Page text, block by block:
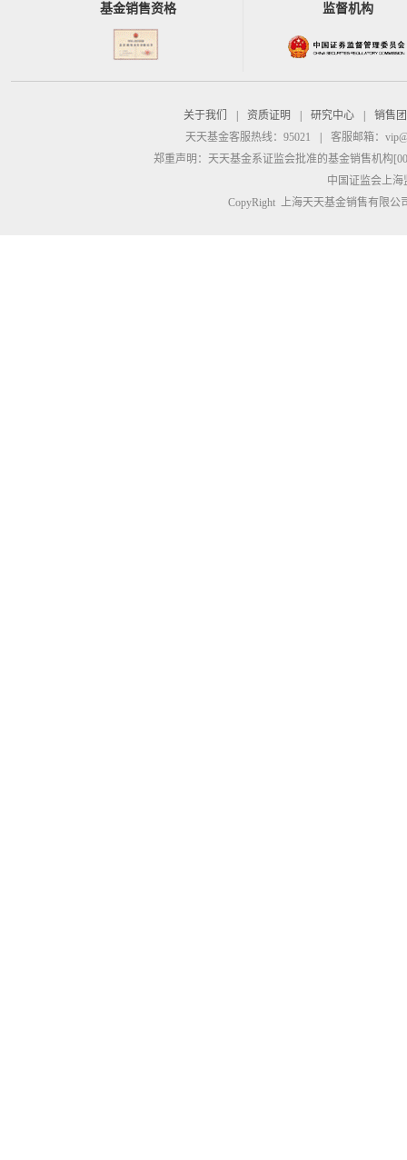
基金销售资格 监督机构
关于我们 资质证明 研究中心
销售
天天基金客服热线：95021
客服邮箱：
郑重声明： 天天基金系证监会批准的基金销售机构
中国证监会上
CopyRight 上海天天基金销售有限